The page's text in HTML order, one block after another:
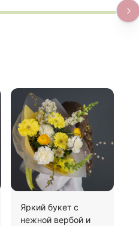
Яркий букет с
нежной вербой и